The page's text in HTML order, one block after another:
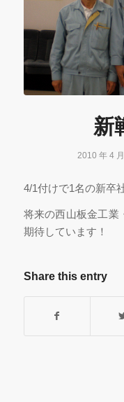
新
2010 年 4
4/1付けで1名の新卒
将来の西山板金工業
期待しています！
Share this entry